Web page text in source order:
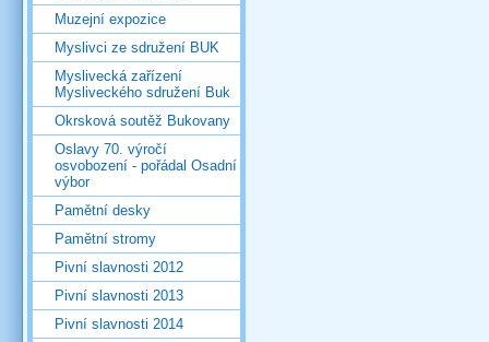
Muzejní expozice
Myslivci ze sdružení BUK
Myslivecká zařízení
Mysliveckého sdružení Buk
Okrsková soutěž Bukovany
Oslavy 70. výročí
osvobození - pořádal Osadní
výbor
Pamětní desky
Pamětní stromy
Pivní slavnosti 2012
Pivní slavnosti 2013
Pivní slavnosti 2014